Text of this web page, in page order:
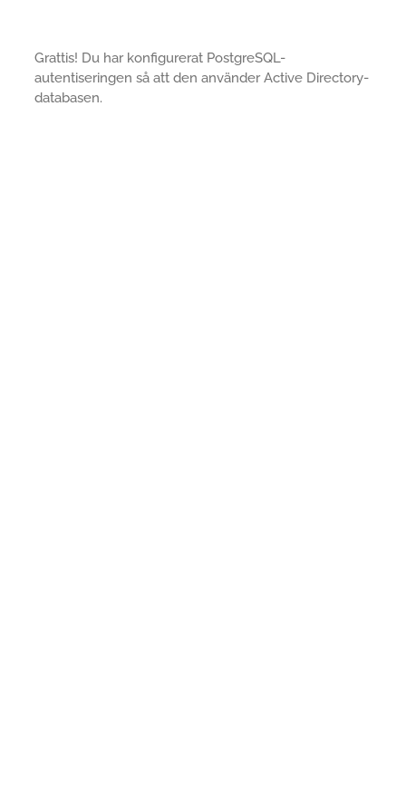
Grattis! Du har konfigurerat PostgreSQL-
autentiseringen så att den använder Active Directory-
databasen.